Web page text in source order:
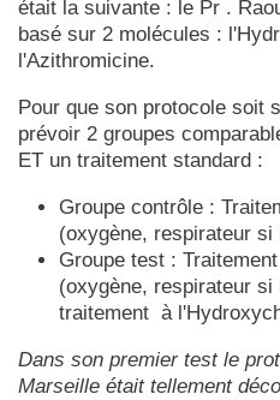
était la suivante : le Pr .
basé sur 2 molécules :
l'Azithromicine.
Pour que son protocole soit
prévoir 2 groupes
ET un traitement standard :
Groupe contrôle :
(oxygène, respirateur si
Groupe test :
(oxygène, respirateur
traitement à
Dans son premier test le
Marseille était tellement